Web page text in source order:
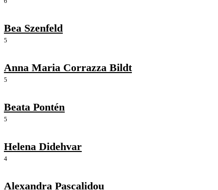
Bea Szenfeld
5
Anna Maria Corrazza Bildt
5
Beata Pontén
5
Helena Didehvar
4
Alexandra Pascalidou